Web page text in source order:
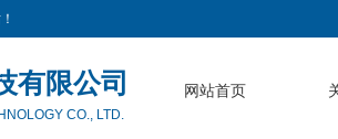
有限公司
CO., LTD.
网站首页